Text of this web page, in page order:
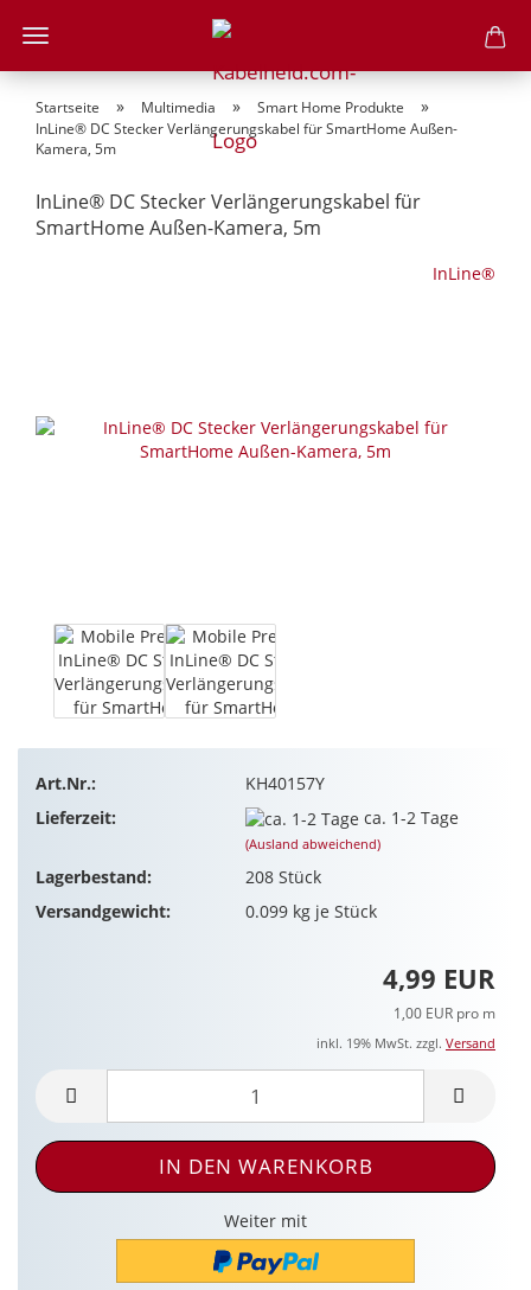
Startseite » Multimedia » Smart Home Produkte »
InLine® DC Stecker Verlängerungskabel für SmartHome Außen-
Kamera, 5m
InLine® DC Stecker Verlängerungskabel für
SmartHome Außen-Kamera, 5m
InLine®
Art.Nr.:
KH40157Y
Lieferzeit:
ca. 1-2 Tage
(Ausland abweichend)
Lagerbestand: 208 Stück
Versandgewicht:
0.099kg je Stück
4,99 EUR
1,00 EUR pro m
inkl. 19% MwSt. zzgl. Versand
Weiter mit